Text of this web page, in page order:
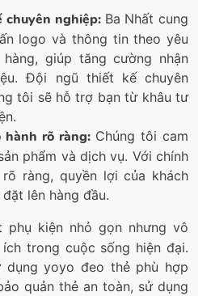
nghiệp: Ba Nhất cung
logo và thông tin theo yêu
giúp tăng cường nhận
Đội ngũ thiết kế chuyên
tôi sẽ hỗ trợ bạn từ khâu tư
hành rõ ràng: Chúng tôi cam
phẩm và dịch vụ. Với chính
ràng, quyền lợi của khách
lên hàng đầu.
phụ kiện nhỏ gọn nhưng vô
trong cuộc sống hiện đại.
yoyo đeo thẻ phù hợp
quản thẻ an toàn, sử dụng